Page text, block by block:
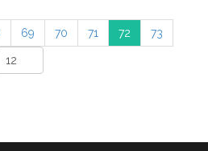
69 70 71 72 73